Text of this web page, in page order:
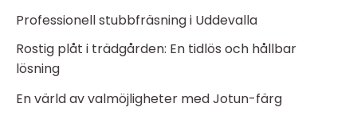
Professionell stubbfräsning i Uddevalla
Rostig plåt i trädgården: En tidlös och hållbar
lösning
En värld av valmöjligheter med Jotun-färg